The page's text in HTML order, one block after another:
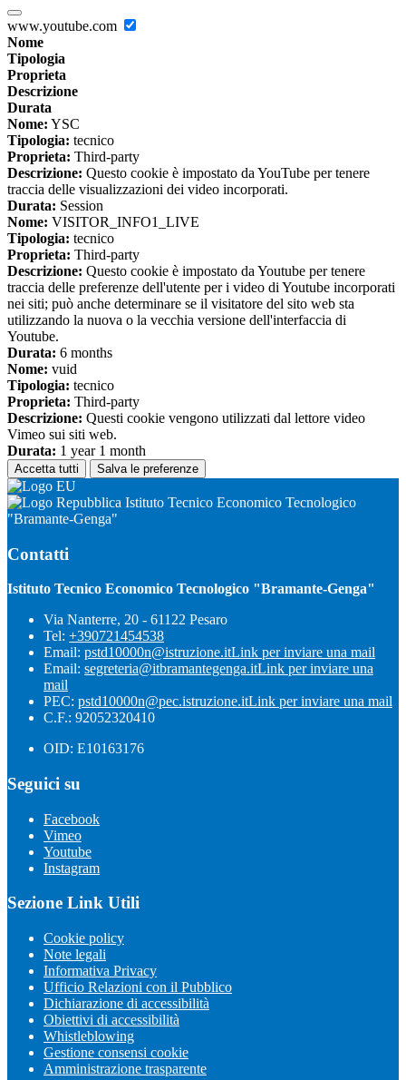
www.youtube.com
Nome
Tipologia
Proprieta
Descrizione
Durata
Nome: YSC
Tipologia: tecnico
Proprieta: Third-party
Descrizione: Questo cookie è impostato da YouTube per tenere
traccia delle visualizzazioni dei video incorporati.
Durata: Session
Nome: VISITOR_INFO1_LIVE
Tipologia: tecnico
Proprieta: Third-party
Descrizione: Questo cookie è impostato da Youtube per tenere
traccia delle preferenze dell'utente per i video di Youtube incorporati
nei siti; può anche determinare se il visitatore del sito web sta
utilizzando la nuova o la vecchia versione dell'interfaccia di
Youtube.
Durata: 6 months
Nome: vuid
Tipologia: tecnico
Proprieta: Third-party
Descrizione: Questi cookie vengono utilizzati dal lettore video
Vimeo sui siti web.
Durata: 1 year 1 month
Accetta tutti Salva le preferenze
Istituto Tecnico Economico Tecnologico
"Bramante-Genga"
Contatti
Istituto Tecnico Economico Tecnologico "Bramante-Genga"
Via Nanterre, 20 - 61122 Pesaro
Tel: +390721454538
Email: pstd10000n@istruzione.itLink per inviare una mail
Email: segreteria@itbramantegenga.itLink per inviare una
mail
PEC: pstd10000n@pec.istruzione.itLink per inviare una mail
C.F.: 92052320410
OID: E10163176
Seguici su
Facebook
Vimeo
Youtube
Instagram
Sezione Link Utili
Cookie policy
Note legali
Informativa Privacy
Ufficio Relazioni con il Pubblico
Dichiarazione di accessibilità
Obiettivi di accessibilità
Whistleblowing
Gestione consensi cookie
Amministrazione trasparente